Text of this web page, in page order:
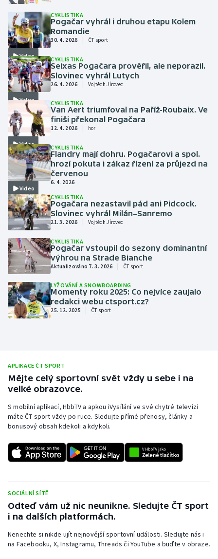
Motorsport
Olympijské hry
Parasport
Plavání
Plážový volejbal
Ragby
Rychlobruslení
Rychlostní kanoistika
Short track
Sportovní střelba
Stolní tenis
Triatlon
Veslování
Vodní slalom
Ostatní
Video
CYKLISTIKA
Pogačar vyhrál i druhou etapu Kolem
Romandie
30. 4. 2026 ČT sport
Video
CYKLISTIKA
Seixas Pogačara prověřil, ale neporazil.
Slovinec vyhrál Lutych
26. 4. 2026 Vojtěch Jírovec
Video
CYKLISTIKA
Van Aert triumfoval na Paříž-Roubaix. Ve
finiši překonal Pogačara
12. 4. 2026 hor
Video
CYKLISTIKA
Flandry mají dohru. Pogačarovi a spol.
hrozí pokuta i zákaz řízení za průjezd na
červenou
6. 4. 2026
CYKLISTIKA
Pogačara nezastavil pád ani Pidcock.
Slovinec vyhrál Milán–Sanremo
21. 3. 2026 Vojtěch Jírovec
CYKLISTIKA
Pogačar vstoupil do sezony dominantní
výhrou na Strade Bianche
Aktualizováno 7. 3. 2026 ČT sport
LYŽOVÁNÍ A SNOWBOARDING
Momenty roku 2025: Co nejvíce zaujalo
redakci webu ctsport.cz?
25. 12. 2025 ČT sport
APLIKACE ČT SPORT
Mějte celý sportovní svět vždy u sebe i na
velké obrazovce.
S mobilní aplikací, HbbTV a apkou iVysílání ve své chytré televizi
máte ČT sport vždy po ruce. Sledujte přímé přenosy, články a
bonusový obsah kdekoli a kdykoli.
SOCIÁLNÍ SÍTĚ
Odteď vám už nic neunikne. Sledujte ČT sport
i na dalších platformách.
Nenechte si nikde ujít nejnovější sportovní události. Sledujte nás i
na Facebooku, X, Instagramu, Threads či YouTube a buďte v obraze.